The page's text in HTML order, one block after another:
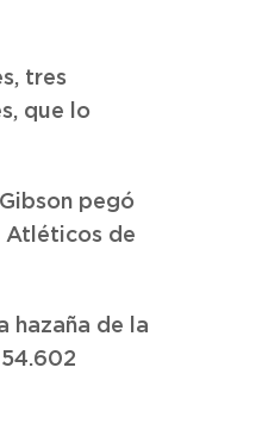
tres
que lo
pegó
Atléticos de
hazaña de la